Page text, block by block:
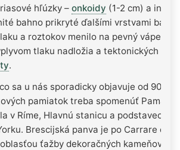
hľúzky – onkoidy (1-2 cm) a iné
bahno prikryté ďalšími vrstvami
a roztokov menilo na pevný vápenec.
tlaku nadložia a tektonických
.
sa u nás sporadicky objavuje od 90.
pamiatok treba spomenúť
v Ríme, Hlavnú stanicu a podstavec
Brescijská panva je po Carrare
ťažby dekoračných kameňov v